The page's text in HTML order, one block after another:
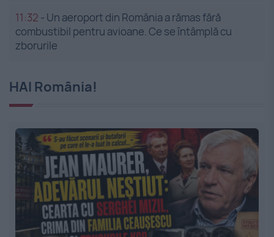
11:32 - Un aeroport din România a rămas fără
combustibil pentru avioane. Ce se întâmplă cu
zborurile
HAI România!